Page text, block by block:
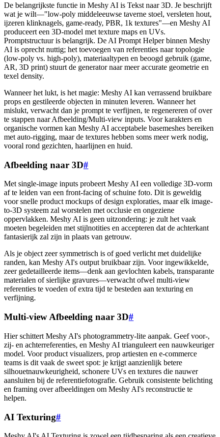
De belangrijkste functie in Meshy AI is Tekst naar 3D. Je beschrijft
wat je wilt—"low-poly middeleeuwse taverne stoel, versleten hout,
ijzeren klinknagels, game-ready, PBR, 1k textures"—en Meshy AI
produceert een 3D-model met texture maps en UVs.
Promptstructuur is belangrijk. De AI Prompt Helper binnen Meshy
AI is oprecht nuttig; het toevoegen van referenties naar topologie
(low-poly vs. high-poly), materiaaltypen en beoogd gebruik (game,
AR, 3D print) stuurt de generator naar meer accurate geometrie en
texel density.
Wanneer het lukt, is het magie: Meshy AI kan verrassend bruikbare
props en gestileerde objecten in minuten leveren. Wanneer het
mislukt, verwacht dan je prompt te verfijnen, te regenereren of over
te stappen naar Afbeelding/Multi-view inputs. Voor karakters en
organische vormen kan Meshy AI acceptabele basemeshes bereiken
met auto-rigging, maar de textures hebben soms meer werk nodig,
vooral rond gezichten, haarlijnen en huid.
Afbeelding naar 3D#
Met single-image inputs probeert Meshy AI een volledige 3D-vorm
af te leiden van een front-facing of schuine foto. Dit is geweldig
voor snelle product mockups of design exploraties, maar elk image-
to-3D systeem zal worstelen met occlusie en ongeziene
oppervlakken. Meshy AI is geen uitzondering: je zult het vaak
moeten begeleiden met stijlnotities en accepteren dat de achterkant
fantasierijk zal zijn in plaats van getrouw.
Als je object zeer symmetrisch is of goed verlicht met duidelijke
randen, kan Meshy AI's output bruikbaar zijn. Voor ingewikkelde,
zeer gedetailleerde items—denk aan gevlochten kabels, transparante
materialen of sierlijke gravures—verwacht ofwel multi-view
referenties te voeden of extra tijd te besteden aan texturing en
verfijning.
Multi-view Afbeelding naar 3D#
Hier schittert Meshy AI's photogrammetry-lite aanpak. Geef voor-,
zij- en achterreferenties, en Meshy AI trianguleert een nauwkeuriger
model. Voor product visualizers, prop artiesten en e-commerce
teams is dit vaak de sweet spot: je krijgt aanzienlijk betere
silhouetnauwkeurigheid, schonere UVs en textures die nauwer
aansluiten bij de referentiefotografie. Gebruik consistente belichting
en framing over afbeeldingen om Meshy AI's reconstructie te
helpen.
AI Texturing#